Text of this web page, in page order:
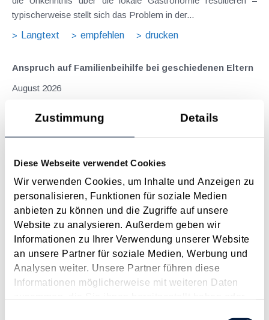
Zustimmung Details
Diese Webseite verwendet Cookies
Wir verwenden Cookies, um Inhalte und Anzeigen zu
personalisieren, Funktionen für soziale Medien
anbieten zu können und die Zugriffe auf unsere
Website zu analysieren. Außerdem geben wir
Informationen zu Ihrer Verwendung unserer Website
an unsere Partner für soziale Medien, Werbung und
Analysen weiter. Unsere Partner führen diese
Informationen möglicherweise mit weiteren Daten
typischerweise stellt sich das Problem in der...
Langtext
empfehlen drucken
Anspruch auf Familienbeihilfe bei geschiedenen Eltern
August 2026
Bundesfinanzgericht (GZ RV/7103366/2025 vom 10.02.2026)
hatte sich mit der Frage auseinanderzusetzen, welchem
wenn sich das Kind tatsächlich überwiegend im Haushalt
eines...
Langtext
empfehlen drucken
Suche im Archiv
Suche nach Begriffen
Suche nach Datum
Suche in Schlagwortliste